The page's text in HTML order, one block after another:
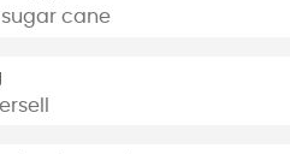
sugar cane